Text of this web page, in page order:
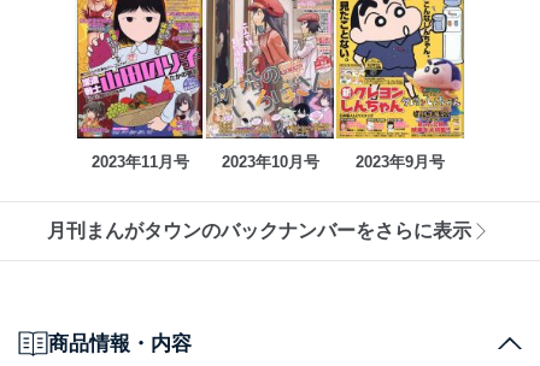
2023年11月号 2023年10月号 2023年9月号
月刊まんがタウンのバックナンバーをさらに表示
商品情報・内容